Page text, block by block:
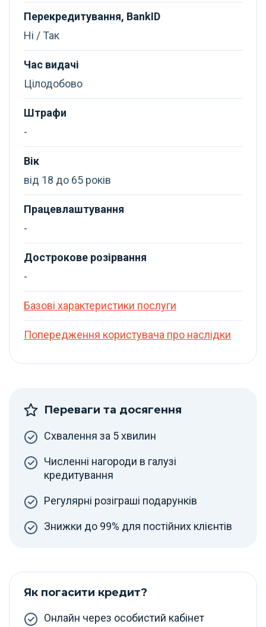
Перекредитування, BankID
Ні / Так
Час видачі
Цілодобово
Штрафи
-
Вік
від 18 до 65 років
Працевлаштування
-
Дострокове розірвання
-
Базові характеристики послуги
Попередження користувача про наслідки
Переваги та досягення
Схвалення за 5 хвилин
Численні нагороди в галузі
кредитування
Регулярні розіграші подарунків
Знижки до 99% для постійних клієнтів
Як погасити кредит?
Онлайн через особистий кабінет